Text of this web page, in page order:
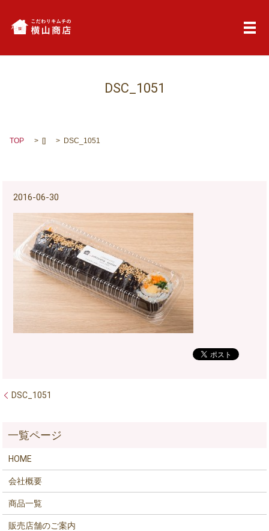
メ
DSC_1051
TOP [] DSC_1051
2016-06-30
DSC_1051
HOME
会社概要
商品一覧
販売店舗のご案内